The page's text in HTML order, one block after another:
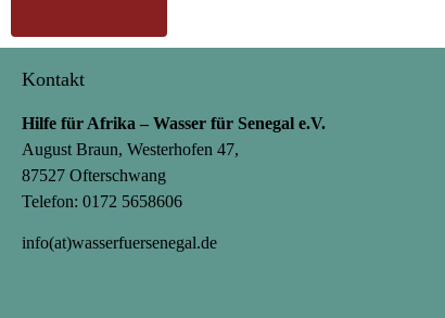
Kontakt
Hilfe für Afrika – Wasser für Senegal e.V.
August Braun, Westerhofen 47,
87527 Ofterschwang
Telefon: 0172 5658606
info(at)wasserfuersenegal.de